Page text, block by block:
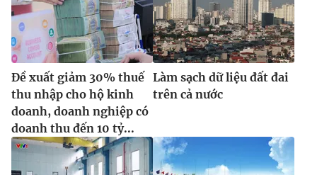
Đề xuất giảm 30% thuế
thu nhập cho hộ kinh
doanh, doanh nghiệp có
doanh thu đến 10 tỷ...
Làm sạch dữ liệu đất đai
trên cả nước